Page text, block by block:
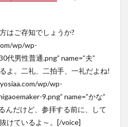
はご存知でしょうか?
wp/wp-
男性普通.png” name=”夫”
よ。二礼、二拍手、一礼だよね!
wp/wp-
9.png” name=”かな”
んだけど、参拝する前に、して
けているよ～。[/voice]